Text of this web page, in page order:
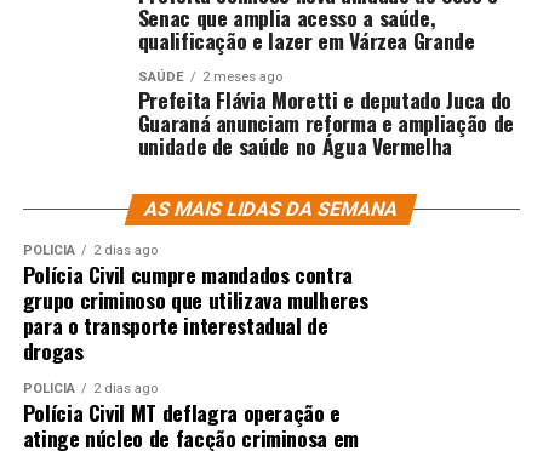
Senac que amplia acesso a saúde,
qualificação e lazer em Várzea Grande
SAÚDE 2 meses ago
Prefeita Flávia Moretti e deputado Juca do
Guaraná anunciam reforma e ampliação de
unidade de saúde no Água Vermelha
AS MAIS LIDAS DA SEMANA
POLÍCIA 2 dias ago
Polícia Civil cumpre mandados contra
grupo criminoso que utilizava mulheres
para o transporte interestadual de
drogas
POLÍCIA 2 dias ago
Polícia Civil MT deflagra operação e
atinge núcleo de facção criminosa em